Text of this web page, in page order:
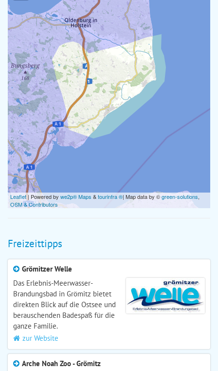
Leaflet | Powered by we2p® Maps &tourinfra ®| Map data by ©green-solutions,
OSM & Contributors
Freizeittipps
Grömitzer Welle
Das Erlebnis-Meerwasser-
Brandungsbad in Grömitz bietet
direkten Blick auf die Ostsee und
berauschenden Badespaß für die
ganze Familie.
zur Website
Arche Noah Zoo - Grömitz